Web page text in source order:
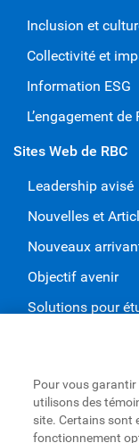
Inclusion et
Collectivité et
Information ESG
L’engagement
Sites Web de RBC
Leadership avisé
Nouvelles et
Nouveaux
Objectif avenir
Solutions pour
Nous joindre
Trouvez une
Pour vous garantir
utilisons des
site. Certains sont
fonctionnement